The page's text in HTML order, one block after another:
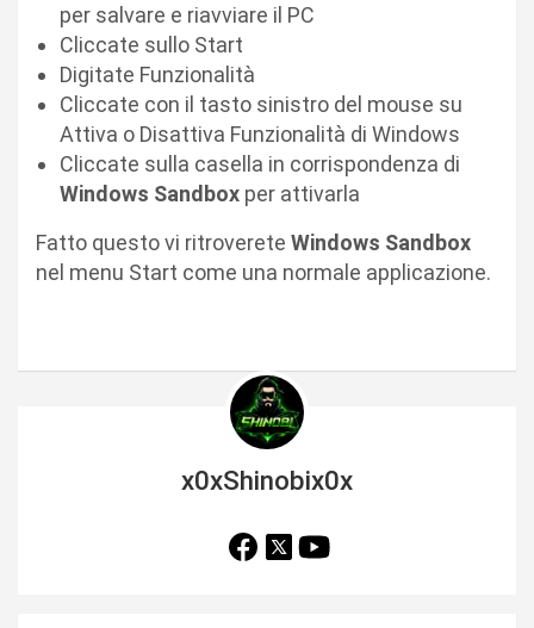
per salvare e riavviare il PC
Cliccate sullo Start
Digitate Funzionalità
Cliccate con il tasto sinistro del mouse su
Attiva o Disattiva Funzionalità di Windows
Cliccate sulla casella in corrispondenza di
Windows Sandbox per attivarla
Fatto questo vi ritroverete Windows Sandbox
nel menu Start come una normale applicazione.
x0xShinobix0x